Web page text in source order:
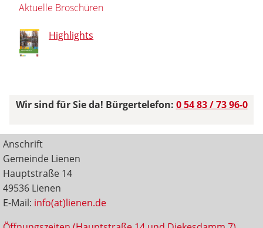
Aktuelle Broschüren
Highlights
Wir sind für Sie da! Bürgertelefon: 0 54 83 / 73 96-0
Anschrift
Gemeinde Lienen
Hauptstraße 14
49536 Lienen
E-Mail: info(at)lienen.de